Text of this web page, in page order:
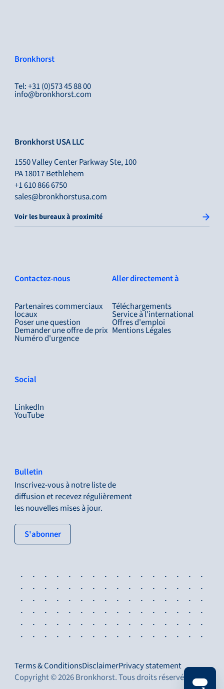
Bronkhorst
Tel: +31 (0)573 45 88 00
info@bronkhorst.com
Bronkhorst USA LLC
1550 Valley Center Parkway Ste, 100
PA 18017 Bethlehem
+1 610 866 6750
sales@bronkhorstusa.com
Voir les bureaux à proximité
Contactez-nous
Partenaires commerciaux
locaux
Poser une question
Demander une offre de prix
Numéro d'urgence
Aller directement à
Téléchargements
Service à l'international
Offres d'emploi
Mentions Légales
Social
LinkedIn
YouTube
Bulletin
Inscrivez-vous à notre liste de
diffusion et recevez régulièrement
les nouvelles mises à jour.
S'abonner: tertiary button
Copyright © 2026 Bronkhorst. Tous droits réservés.
Terms & ConditionsDisclaimerPrivacy statement